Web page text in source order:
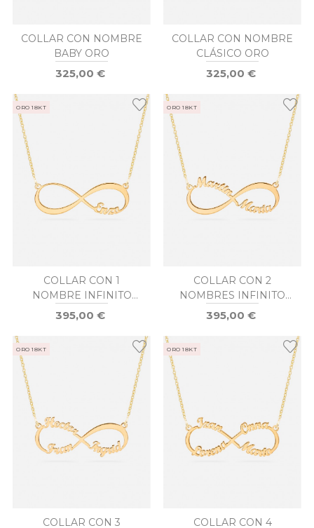
COLLAR CON NOMBRE
BABY ORO
325,00 €
COLLAR CON NOMBRE
CLÁSICO ORO
325,00 €
ORO 18KT
COLLAR CON 1
NOMBRE INFINITO
ORO
395,00 €
ORO 18KT
COLLAR CON 2
NOMBRES INFINITO
ORO
395,00 €
ORO 18KT
COLLAR CON 3
ORO 18KT
COLLAR CON 4